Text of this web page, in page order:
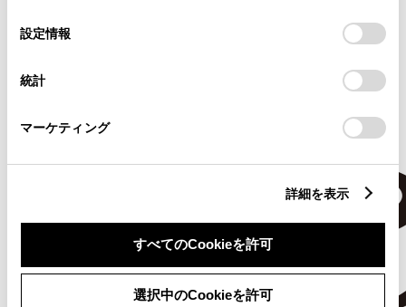
デバイスにすべてのCookie(クッキー)が保存されることに同
意したことになります。Cookie(クッキー)のオプトアウト、
設定の変更、同意を撤回したりするにあたっては、当社の
「Cookie（クッキー）情報の取り扱いについて
」をご覧くだ
設定情報
統計
マーケティング
詳細を表示
すべてのCookieを許可
選択中のCookieを許可